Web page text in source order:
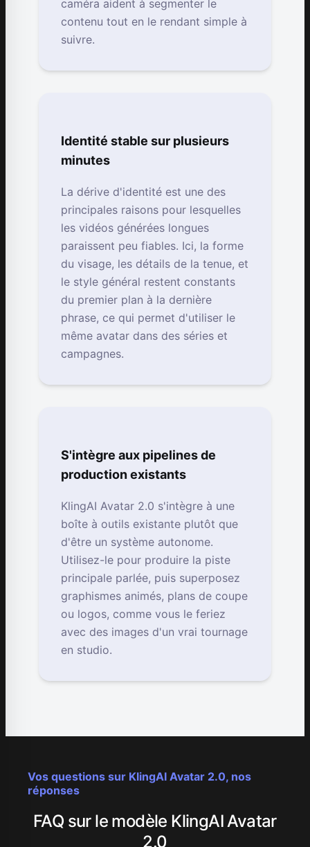
caméra aident à segmenter le
contenu tout en le rendant simple à
suivre.
Identité stable sur plusieurs
minutes
La dérive d'identité est une des
principales raisons pour lesquelles
les vidéos générées longues
paraissent peu fiables. Ici, la forme
du visage, les détails de la tenue, et
le style général restent constants
du premier plan à la dernière
phrase, ce qui permet d'utiliser le
même avatar dans des séries et
campagnes.
S'intègre aux pipelines de
production existants
KlingAI Avatar 2.0 s'intègre à une
boîte à outils existante plutôt que
d'être un système autonome.
Utilisez-le pour produire la piste
principale parlée, puis superposez
graphismes animés, plans de coupe
ou logos, comme vous le feriez
avec des images d'un vrai tournage
en studio.
Vos questions sur KlingAI Avatar 2.0, nos
réponses
FAQ sur le modèle KlingAI Avatar
2.0